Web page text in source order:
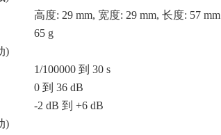
高度: 29 mm, 宽度: 29 mm, 长度: 57 mm
65 g
)
1/100000 到 30 s
0 到 36 dB
-2 dB 到 +6 dB
)